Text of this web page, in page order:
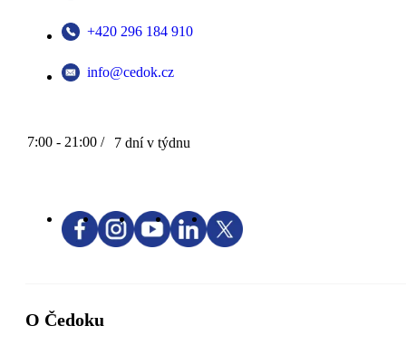
+420 296 184 910
info@cedok.cz
7:00 - 21:00 / 7 dní v týdnu
O Čedoku